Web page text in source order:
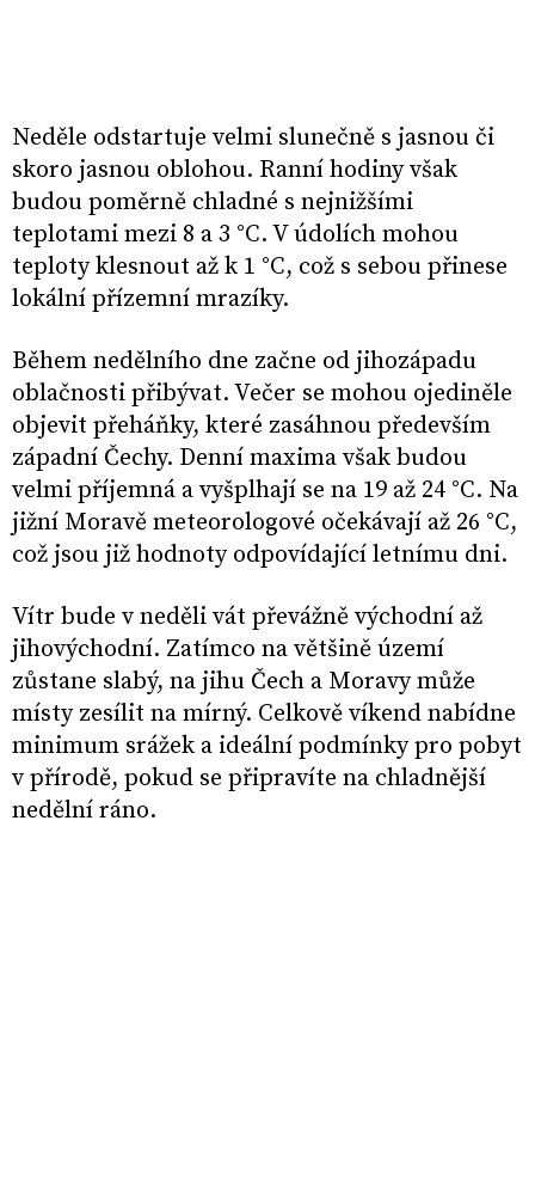
Neděle odstartuje velmi slunečně s jasnou či
skoro jasnou oblohou. Ranní hodiny však
budou poměrně chladné s nejnižšími
teplotami mezi 8 a 3 °C. V údolích mohou
teploty klesnout až k 1 °C, což s sebou přinese
lokální přízemní mrazíky.
Během nedělního dne začne od jihozápadu
oblačnosti přibývat. Večer se mohou ojediněle
objevit přeháňky, které zasáhnou především
západní Čechy. Denní maxima však budou
velmi příjemná a vyšplhají se na 19 až 24 °C. Na
jižní Moravě meteorologové očekávají až 26 °C,
což jsou již hodnoty odpovídající letnímu dni.
Vítr bude v neděli vát převážně východní až
jihovýchodní. Zatímco na většině území
zůstane slabý, na jihu Čech a Moravy může
místy zesílit na mírný. Celkově víkend nabídne
minimum srážek a ideální podmínky pro pobyt
v přírodě, pokud se připravíte na chladnější
nedělní ráno.